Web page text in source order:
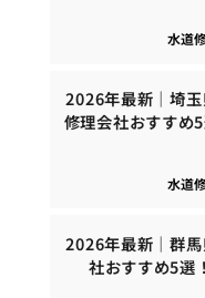
水道
2026年最新｜埼
修理会社おすすめ
水道
2026年最新｜群
社おすすめ5選